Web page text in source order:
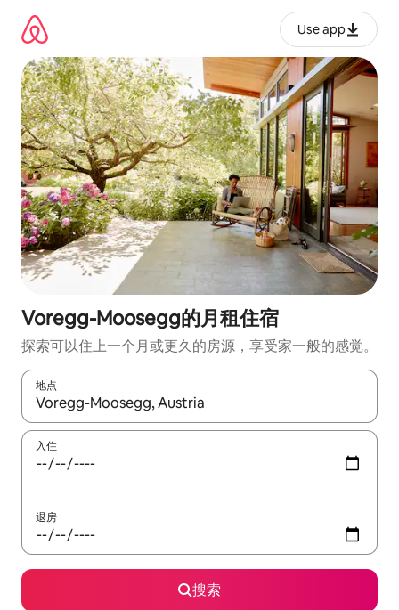
Use app
Voregg-Moosegg的月租住宿
探索可以住上一个月或更久的房源，享受家一般的感觉。
地点
如有搜索结果，请使用上下方向键查看，或通过点击或滑动手势
入住
退房
搜索